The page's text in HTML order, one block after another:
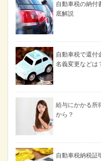
自動車税の納付
底解説
自動車税で還付
名義変更などは
給与にかかる所
から？
自動車税納税証